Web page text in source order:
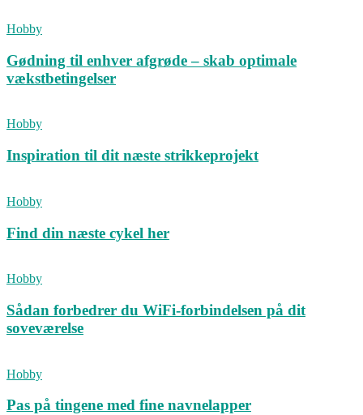
Hobby
Gødning til enhver afgrøde – skab optimale
vækstbetingelser
Hobby
Inspiration til dit næste strikkeprojekt
Hobby
Find din næste cykel her
Hobby
Sådan forbedrer du WiFi-forbindelsen på dit
soveværelse
Hobby
Pas på tingene med fine navnelapper